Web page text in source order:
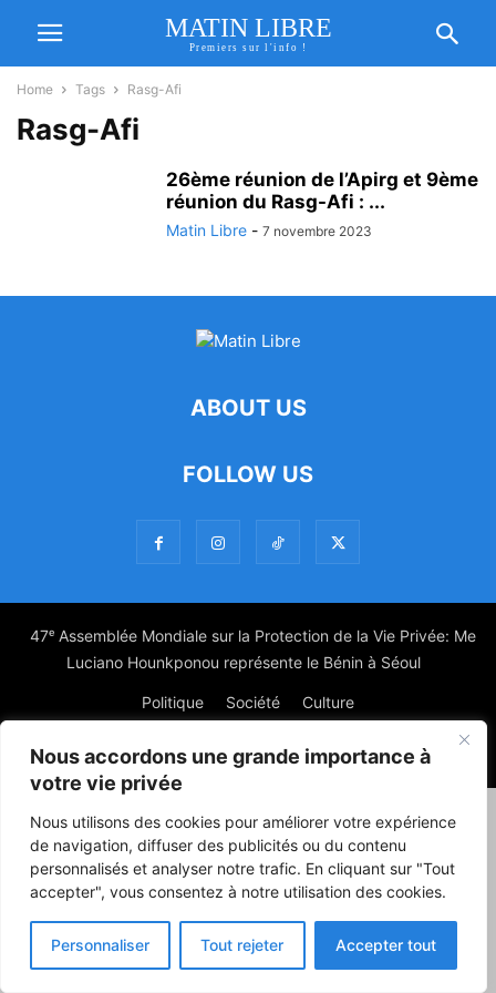
Nous accordons une grande importance à
votre vie privée
Nous utilisons des cookies pour améliorer votre expérience
de navigation, diffuser des publicités ou du contenu
personnalisés et analyser notre trafic. En cliquant sur "Tout
accepter", vous consentez à notre utilisation des cookies.
Personnaliser Tout rejeter Accepter tout
MATIN LIBRE
Premiers sur l'info !
Home Tags Rasg-Afi
Rasg-Afi
26ème réunion de l’Apirg et 9ème
réunion du Rasg-Afi : ...
Matin Libre - 7 novembre 2023
ABOUT US
FOLLOW US
47ᵉ Assemblée Mondiale sur la Protection de la Vie Privée: Me
Luciano Hounkponou représente le Bénin à Séoul
Politique Société Culture
© Powered by digitXplus Francophone